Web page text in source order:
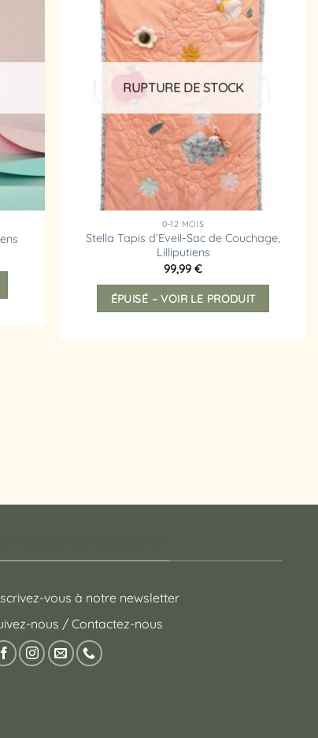
Ajouter
d’envies
RUPTURE DE STOCK
0-12 MOIS
Stella Tapis d’Eveil-Sac de Couchage,
Lilliputiens
99,99€
ÉPUISÉ – VOIR LE PRODUIT
vous à notre newsletter
nous / Contactez-nous